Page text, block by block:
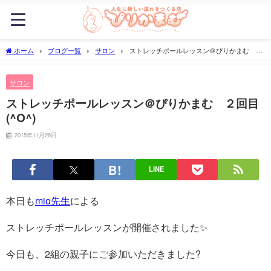
ホーム ブログ一覧 サロン
ストレッチポールレッスン＠ぴりかまむ ２
サロン
ストレッチポールレッスン＠ぴりかまむ ２回目
(^O^)
2015年11月26日
LINE
本日もmio先生による
ストレッチポールレッスンが開催されました✨
今日も、2組の親子にご参加いただきました?